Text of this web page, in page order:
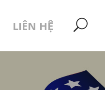
LIÊN HỆ